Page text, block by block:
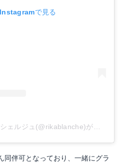
で見る
同伴可となっており、一緒にグラ